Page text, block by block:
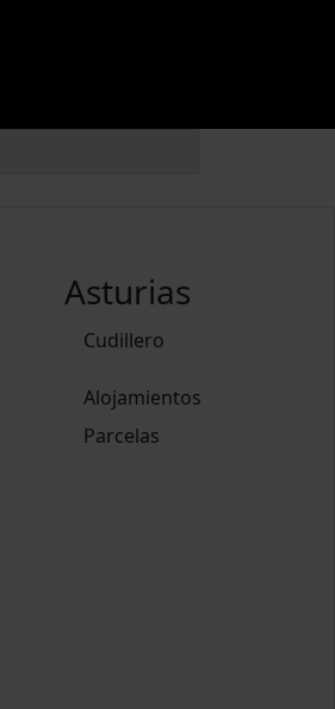
Asturias
Cudillero
Alojamientos
Parcelas